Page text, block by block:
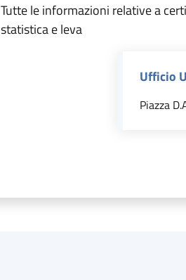
Tutte le informazioni relative a
statistica e leva
Ufficio
Piazza